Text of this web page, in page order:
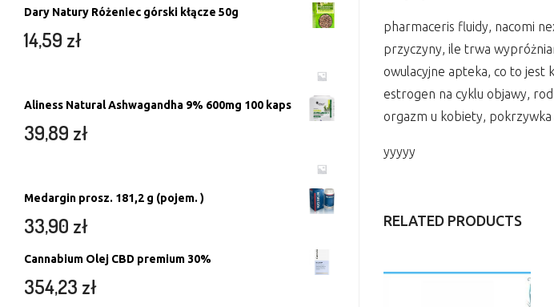
pharmaceris fluidy, nacomi
przyczyny, ile trwa
owulacyjne apteka, co to jest
estrogen na cyklu objawy,
orgazm u kobiety, pokrzywka
yyyyy
RELATED PRODUCTS
Dary Natury Różeniec górski kłącze 50g
14,59 zł
Aliness Natural Ashwagandha 9% 600mg 100 kaps
39,89 zł
Medargin prosz. 181,2 g (pojem. )
33,90 zł
Cannabium Olej CBD premium 30%
354,23 zł